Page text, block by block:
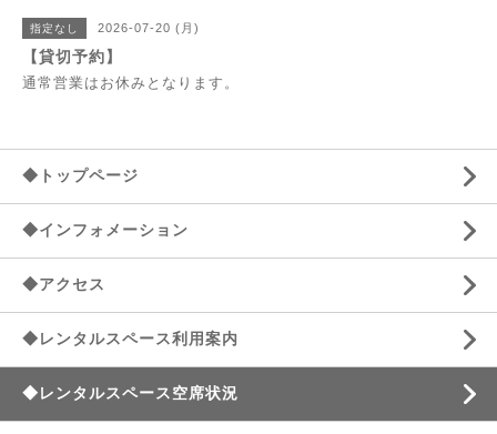
指定なし 2026-07-20 (月)
【貸切予約】
通常営業はお休みとなります。
◆トップページ
◆インフォメーション
◆アクセス
◆レンタルスペース利用案内
◆レンタルスペース空席状況